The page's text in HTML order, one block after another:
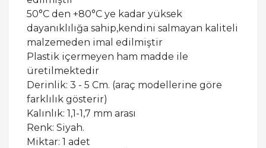
50°C den +80°C ye kadar yüksek
dayanıklılığa sahip,kendini salmayan kaliteli
malzemeden imal edilmiştir
Plastik içermeyen ham madde ile
üretilmektedir
Derinlik: 3 - 5 Cm. (araç modellerine göre
farklılık gösterir)
Kalınlık: 1,1-1,7 mm arası
Renk: Siyah.
Miktar: 1 adet